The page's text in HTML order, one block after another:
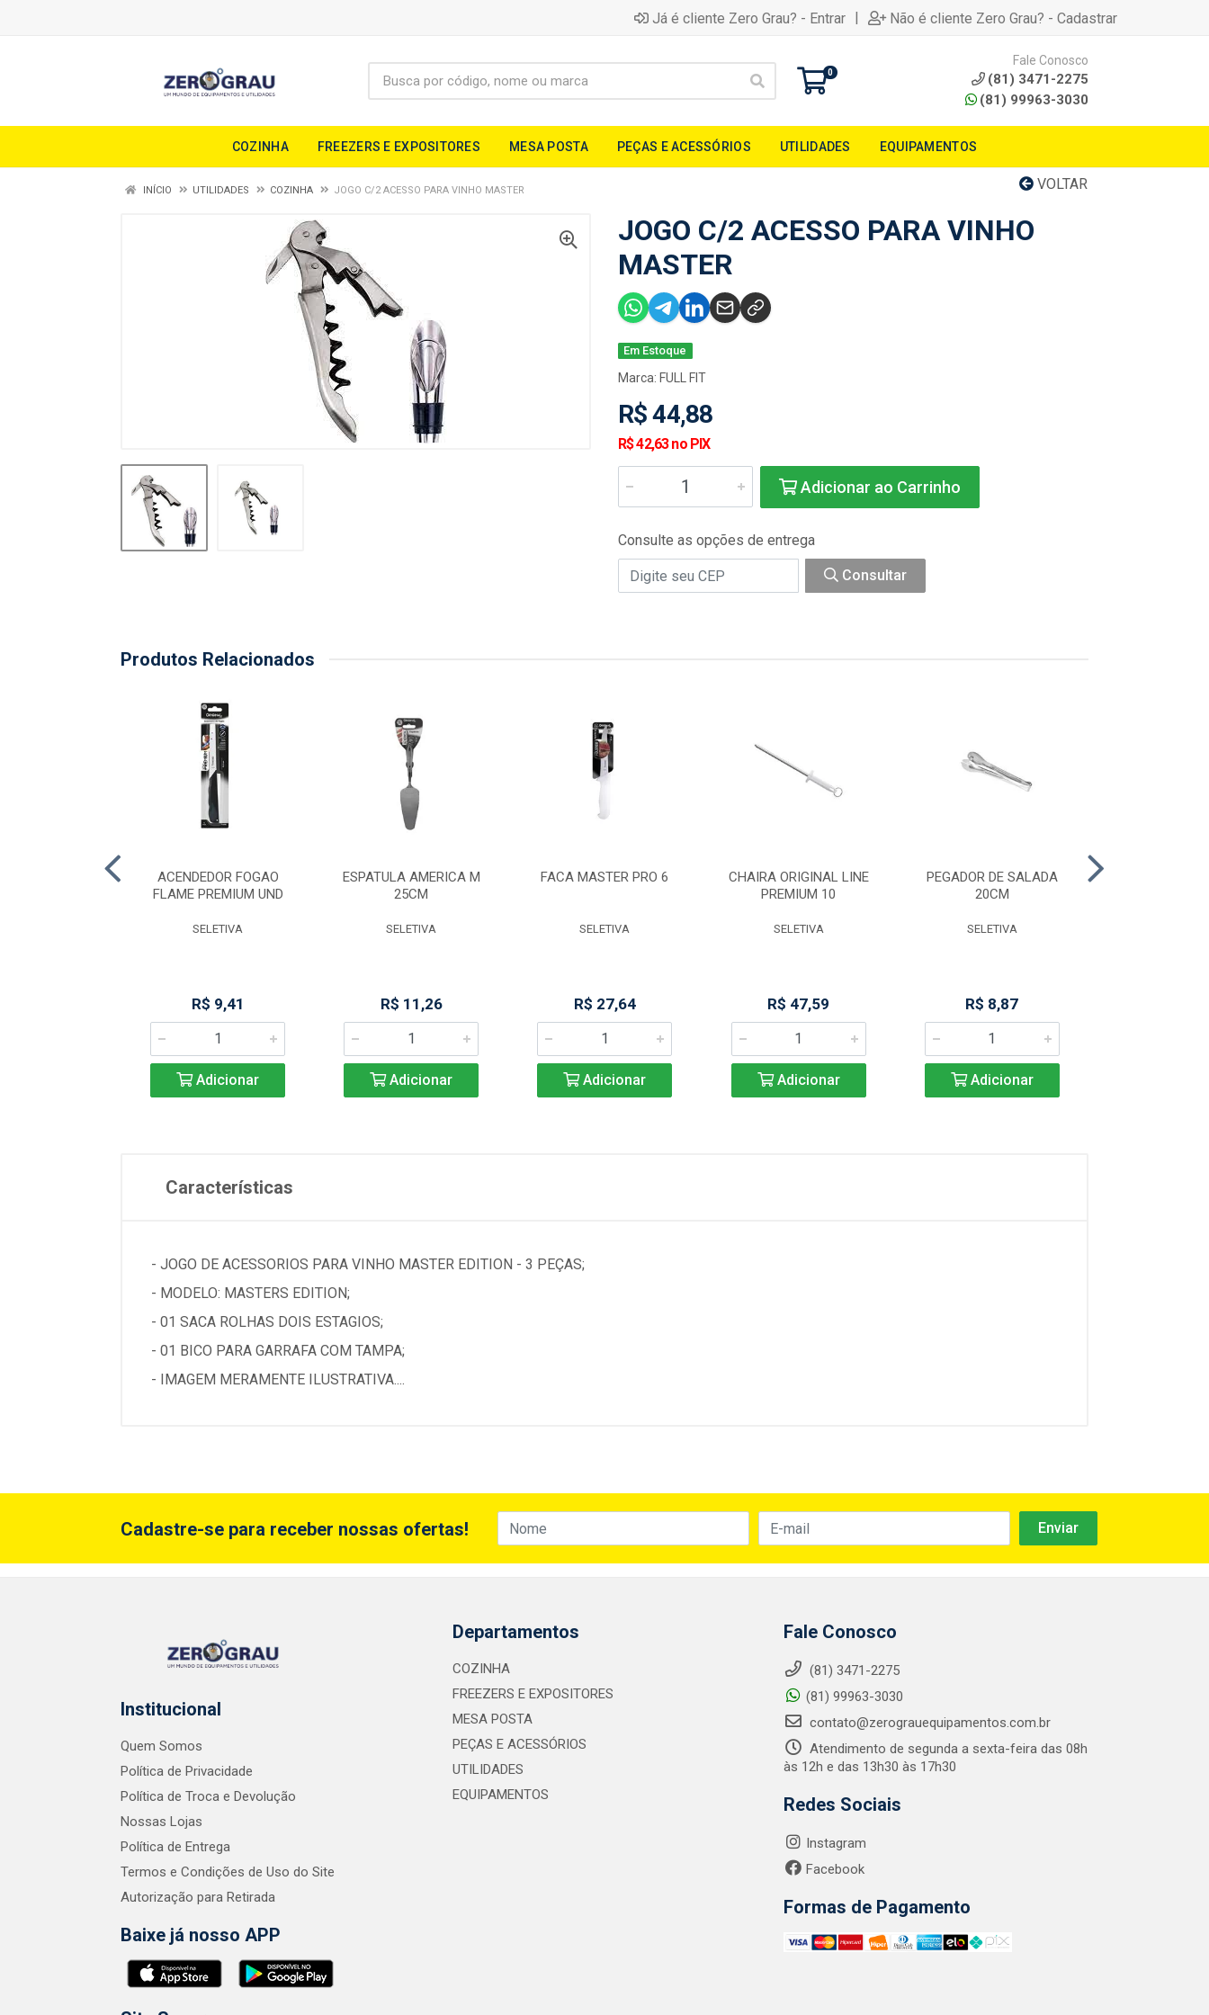
Já é cliente Zero Grau? - Entrar | Não é cliente Zero Grau? - Cadastrar
0
Fale Conosco
(81) 3471-2275
(81) 99963-3030
COZINHA FREEZERS E EXPOSITORES MESA POSTA PEÇAS E ACESSÓRIOS UTILIDADES EQUIPAMENTOS
VOLTAR
INÍCIO UTILIDADES COZINHA JOGO C/2 ACESSO PARA VINHO MASTER
JOGO C/2 ACESSO PARA VINHO
MASTER
Em Estoque
Marca: FULL FIT
R$ 44,88
R$ 42,63 no PIX
Adicionar ao Carrinho
Consulte as opções de entrega
Consultar
Produtos Relacionados
ACENDEDOR FOGAO
FLAME PREMIUM UND
SELETIVA
R$ 9,41
Adicionar
ESPATULA AMERICA M
25CM
SELETIVA
R$ 11,26
Adicionar
FACA MASTER PRO 6
SELETIVA
R$ 27,64
Adicionar
CHAIRA ORIGINAL LINE
PREMIUM 10
SELETIVA
R$ 47,59
Adicionar
PEGADOR DE SALADA
20CM
SELETIVA
R$ 8,87
Adicionar
Características
- JOGO DE ACESSORIOS PARA VINHO MASTER EDITION - 3 PEÇAS;
- MODELO: MASTERS EDITION;
- 01 SACA ROLHAS DOIS ESTAGIOS;
- 01 BICO PARA GARRAFA COM TAMPA;
- IMAGEM MERAMENTE ILUSTRATIVA....
Cadastre-se para receber nossas ofertas!
Institucional
Quem Somos
Política de Privacidade
Política de Troca e Devolução
Nossas Lojas
Política de Entrega
Termos e Condições de Uso do Site
Autorização para Retirada
Baixe já nosso APP
Departamentos
COZINHA
FREEZERS E EXPOSITORES
MESA POSTA
PEÇAS E ACESSÓRIOS
UTILIDADES
EQUIPAMENTOS
Fale Conosco
(81) 3471-2275
(81) 99963-3030
contato@zerograuequipamentos.com.br
Atendimento de segunda a sexta-feira das 08h
às 12h e das 13h30 às 17h30
Redes Sociais
Instagram
Facebook
Formas de Pagamento